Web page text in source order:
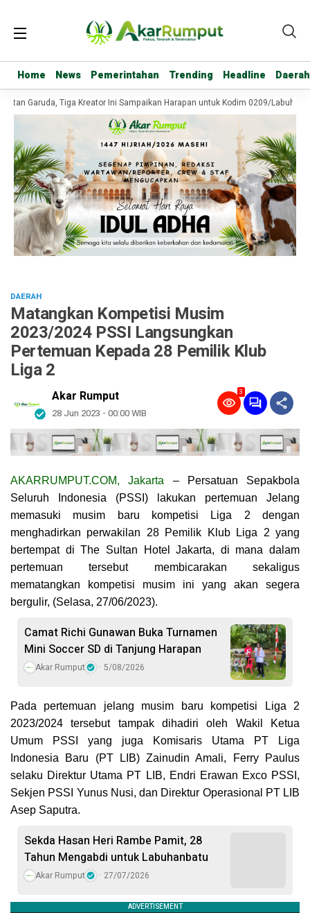
Home News Pemerintahan Trending Headline Daerah
Home News Pemerintahan Trending Headline Daerah
Garuda, Tiga Kreator Ini Sampaikan Harapan untuk Kodim 0209/
DAERAH
Matangkan Kompetisi Musim
2023/2024 PSSI Langsungkan
Pertemuan Kepada 28 Pemilik Klub
Liga 2
Akar Rumput
28 Jun 2023 - 00:00 WIB
3
AKARRUMPUT.COM, Jakarta – Persatuan Sepakbola
Seluruh Indonesia (PSSI) lakukan pertemuan Jelang
memasuki musim baru kompetisi Liga 2 dengan
menghadirkan perwakilan 28 Pemilik Klub Liga 2 yang
bertempat di The Sultan Hotel Jakarta, di mana dalam
pertemuan tersebut membicarakan sekaligus
mematangkan kompetisi musim ini yang akan segera
bergulir, (Selasa, 27/06/2023).
Camat Richi Gunawan Buka Turnamen
Mini Soccer SD di Tanjung Harapan
Akar Rumput 5/08/2026
Pada pertemuan jelang musim baru kompetisi Liga 2
2023/2024 tersebut tampak dihadiri oleh Wakil Ketua
Umum PSSI yang juga Komisaris Utama PT Liga
Indonesia Baru (PT LIB) Zainudin Amali, Ferry Paulus
selaku Direktur Utama PT LIB, Endri Erawan Exco PSSI,
Sekjen PSSI Yunus Nusi, dan Direktur Operasional PT LIB
Asep Saputra.
Sekda Hasan Heri Rambe Pamit, 28
Tahun Mengabdi untuk Labuhanbatu
Akar Rumput 27/07/2026